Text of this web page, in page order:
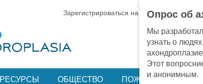
Опрос об
Мы
узнать о
Этот
и анонимным.
Зарегистрироваться на BA ВХОД
РЕСУРСЫ ОБЩЕСТВО ПОЖЕРТВОВАНИЕ